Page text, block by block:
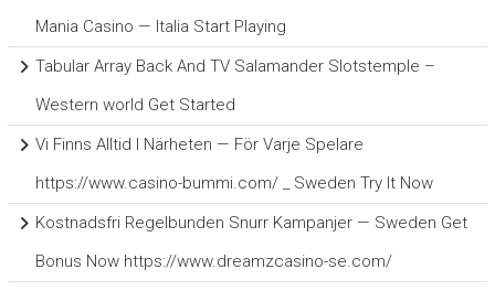
Mania Casino — Italia Start Playing
Tabular Array Back And TV Salamander Slotstemple –
Western world Get Started
Vi Finns Alltid I Närheten — För Varje Spelare
https://www.casino-bummi.com/ _ Sweden Try It Now
Kostnadsfri Regelbunden Snurr Kampanjer — Sweden Get
Bonus Now https://www.dreamzcasino-se.com/